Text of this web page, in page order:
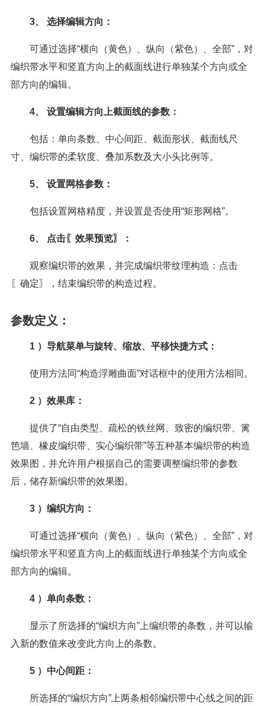
3、 选择编辑方向：
可通过选择“横向（黄色）、纵向（紫色）、全部”，对
编织带水平和竖直方向上的截面线进行单独某个方向或全
部方向的编辑。
4、 设置编辑方向上截面线的参数：
包括：单向条数、中心间距、截面形状、截面线尺
寸、编织带的柔软度、叠加系数及大小头比例等。
5、 设置网格参数：
包括设置网格精度，并设置是否使用“矩形网格”。
6、 点击〖效果预览〗：
观察编织带的效果，并完成编织带纹理构造：点击
〖确定〗，结束编织带的构造过程。
参数定义：
1 ）导航菜单与旋转、缩放、平移快捷方式：
使用方法同“构造浮雕曲面”对话框中的使用方法相同。
2 ）效果库：
提供了“自由类型、疏松的铁丝网、致密的编织带、篱
笆墙、橡皮编织带、实心编织带”等五种基本编织带的构造
效果图，并允许用户根据自己的需要调整编织带的参数
后，储存新编织带的效果图。
3 ）编织方向：
可通过选择“横向（黄色）、纵向（紫色）、全部”，对
编织带水平和竖直方向上的截面线进行单独某个方向或全
部方向的编辑。
4 ）单向条数：
显示了所选择的“编织方向”上编织带的条数，并可以输
入新的数值来改变此方向上的条数。
5 ）中心间距：
所选择的“编织方向”上两条相邻编织带中心线之间的距